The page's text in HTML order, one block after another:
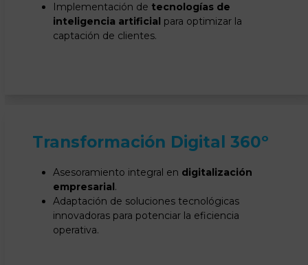
Implementación de tecnologías de
inteligencia artificial para optimizar la
captación de clientes.
Transformación Digital 360º
Asesoramiento integral en digitalización
empresarial .
Adaptación de soluciones tecnológicas
innovadoras para potenciar la eficiencia
operativa.